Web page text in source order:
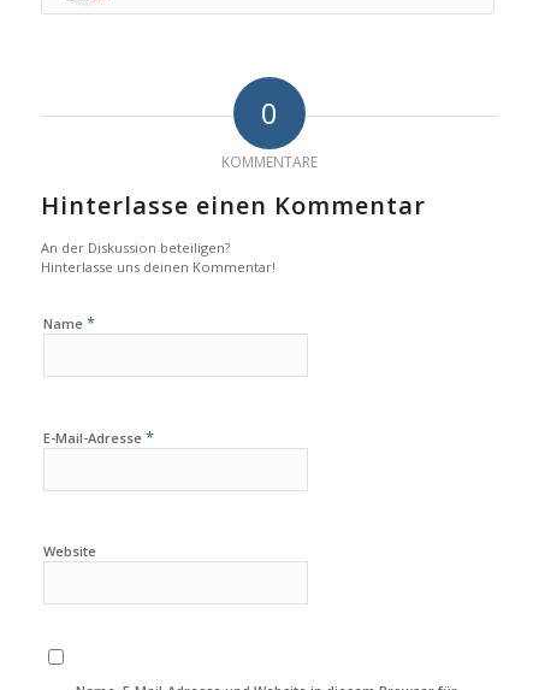
0
KOMMENTARE
Hinterlasse einen Kommentar
An der Diskussion beteiligen?
Hinterlasse uns deinen Kommentar!
Name *
E-Mail-Adresse *
Website